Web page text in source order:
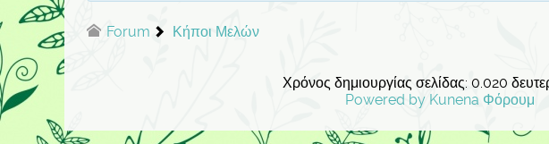
Forum Κήποι Μελών
Χρόνος δημιουργίας σελίδας: 0.020
Powered by Kunena Φόρουμ